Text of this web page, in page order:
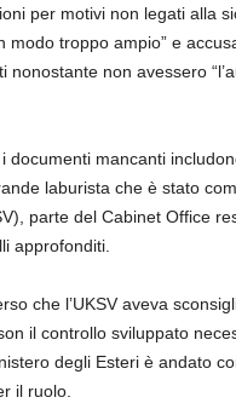
per motivi non legati alla
modo troppo ampio” e
nonostante non avessero
documenti mancanti
laburista che è stato
parte del Cabinet Office
approfonditi.
che l’UKSV aveva
il controllo sviluppato
degli Esteri è andato
il ruolo.